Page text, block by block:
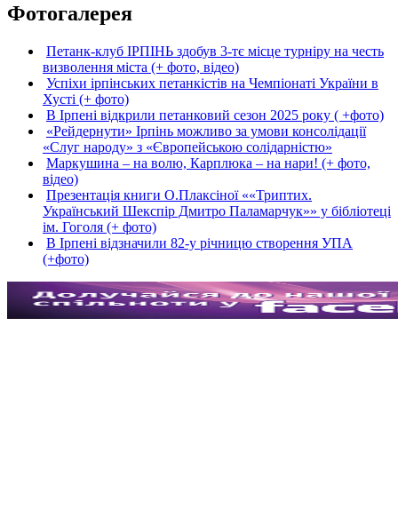
Фотогалерея
Петанк-клуб ІРПІНЬ здобув 3-тє місце турніру на честь
визволення міста (+ фото, відео)
Успіхи ірпінських петанкістів на Чемпіонаті України в
Хусті (+ фото)
В Ірпені відкрили петанковий сезон 2025 року ( +фото)
«Рейдернути» Ірпінь можливо за умови консолідації
«Слуг народу» з «Європейською солідарністю»
Маркушина – на волю, Карплюка – на нари! (+ фото,
відео)
Презентація книги О.Плаксіної ««Триптих.
Український Шекспір Дмитро Паламарчук»» у бібліотеці
ім. Гоголя (+ фото)
В Ірпені відзначили 82-у річницю створення УПА
(+фото)